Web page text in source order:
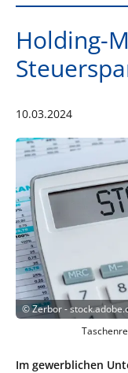
Holding-
10.03.2024
©Zerbor -
Im gewerblichen